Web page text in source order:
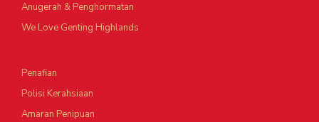
Anugerah & Penghormatan
We Love Genting Highlands
Penafian
Polisi Kerahsiaan
Amaran Penipuan